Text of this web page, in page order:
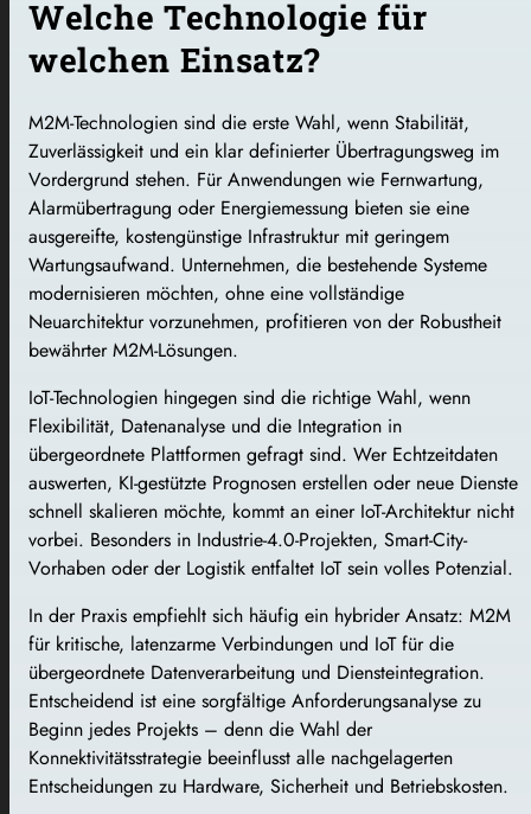
Welche Technologie für
welchen Einsatz?
M2M-Technologien sind die erste Wahl, wenn Stabilität,
Zuverlässigkeit und ein klar definierter Übertragungsweg im
Vordergrund stehen. Für Anwendungen wie Fernwartung,
Alarmübertragung oder Energiemessung bieten sie eine
ausgereifte, kostengünstige Infrastruktur mit geringem
Wartungsaufwand. Unternehmen, die bestehende Systeme
modernisieren möchten, ohne eine vollständige
Neuarchitektur vorzunehmen, profitieren von der Robustheit
bewährter M2M-Lösungen.
IoT-Technologien hingegen sind die richtige Wahl, wenn
Flexibilität, Datenanalyse und die Integration in
übergeordnete Plattformen gefragt sind. Wer Echtzeitdaten
auswerten, KI-gestützte Prognosen erstellen oder neue Dienste
schnell skalieren möchte, kommt an einer IoT-Architektur nicht
vorbei. Besonders in Industrie-4.0-Projekten, Smart-City-
Vorhaben oder der Logistik entfaltet IoT sein volles Potenzial.
In der Praxis empfiehlt sich häufig ein hybrider Ansatz: M2M
für kritische, latenzarme Verbindungen und IoT für die
übergeordnete Datenverarbeitung und Diensteintegration.
Entscheidend ist eine sorgfältige Anforderungsanalyse zu
Beginn jedes Projekts – denn die Wahl der
Konnektivitätsstrategie beeinflusst alle nachgelagerten
Entscheidungen zu Hardware, Sicherheit und Betriebskosten.